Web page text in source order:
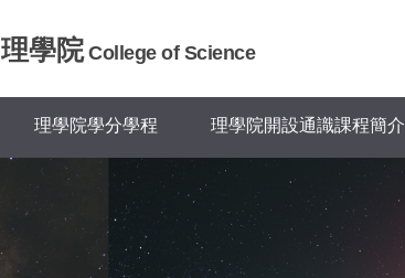
理學院 College of Science
理學院學分學程 理學院開設通識課程簡介